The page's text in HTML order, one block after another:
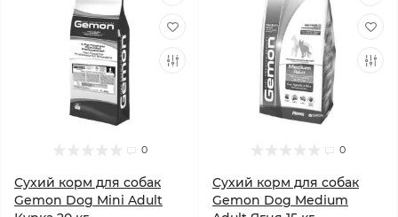
0
Сухий корм для собак
Gemon Dog Mini Adult
0
Сухий корм для собак
Gemon Dog Medium